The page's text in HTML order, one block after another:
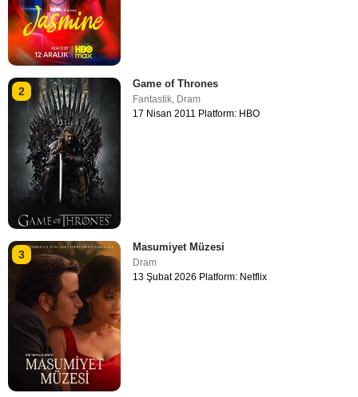
2
Game of Thrones
Fantastik, Dram
17 Nisan 2011 Platform: HBO
3
Masumiyet Müzesi
Dram
13 Şubat 2026 Platform: Netflix